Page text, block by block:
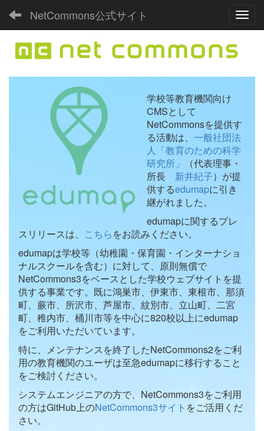
NetCommons公式サイト
学校等教育機関向け
CMSとして
NetCommonsを提供す
る活動は、 一般社団法
人「教育のための科学
研究所」
（代表理事・
所長 新井紀子）が提
供するedumapに引き
継がれました。
edumapに関するプレ
スリリースは、 こちらをお読みください。
edumapは学校等（幼稚園・保育園・インターナショ
ナルスクールを含む）に対して、原則無償で
NetCommons3をベースとした学校ウェブサイトを提
供する事業です。既に鴻巣市、伊東市、東根市、那須
町、蕨市、所沢市、芦屋市、紋別市、立山町、二宮
町、稚内市、桶川市等を中心に820校以上にedumap
をご利用いただいています。
特に、メンテナンスを終了したNetCommons2をご利
用の教育機関のユーザは至急edumapに移行すること
をご検討ください。
システムエンジニアの方で、NetCommons3をご利用
の方はGitHub上のNetCommons3サイト をご活用くだ
さい。